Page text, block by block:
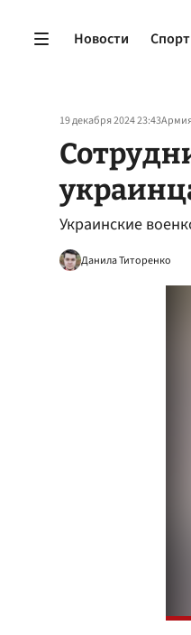
Новости Спорт
19 декабря 2024 23:43
Украинские
Данила Титоренко